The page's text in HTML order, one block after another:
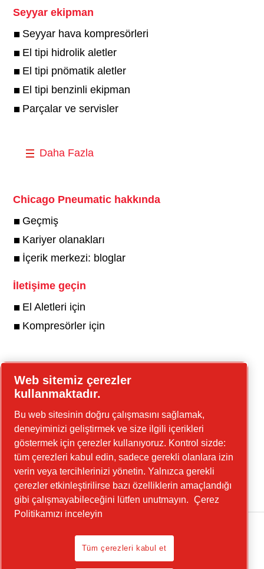
Seyyar ekipman
Seyyar hava kompresörleri
El tipi hidrolik aletler
El tipi pnömatik aletler
El tipi benzinli ekipman
Parçalar ve servisler
Daha Fazla
Chicago Pneumatic hakkında
Geçmiş
Kariyer olanakları
İçerik merkezi: bloglar
İletişime geçin
El Aletleri için
Kompresörler için
Çevrimiçi araçlar
Linkedin
YouTube
Instagram
Web sitemiz çerezler
kullanmaktadır.
Bu web sitesinin doğru çalışmasını sağlamak,
deneyiminizi geliştirmek ve size ilgili içerikleri
göstermek için çerezler kullanıyoruz. Kontrol sizde:
tüm çerezleri kabul edin, sadece gerekli olanlara izin
verin veya tercihlerinizi yönetin. Yalnızca gerekli
çerezler etkinleştirilirse bazı özelliklerin amaçlandığı
gibi çalışmayabileceğini lütfen unutmayın. Çerez
Politikamızı inceleyin
Tüm çerezleri kabul et